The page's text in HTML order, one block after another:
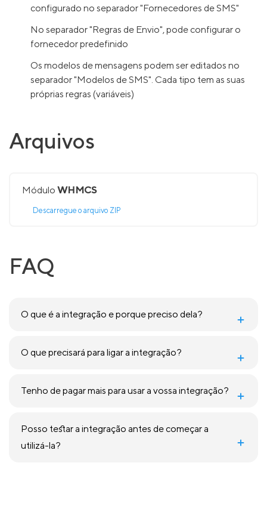
configurado no separador "Fornecedores de SMS"
No separador "Regras de Envio", pode configurar o
fornecedor predefinido
Os modelos de mensagens podem ser editados no
separador "Modelos de SMS". Cada tipo tem as suas
próprias regras (variáveis)
Arquivos
Módulo WHMCS
Descarregue o arquivo ZIP
FAQ
O que é a integração e porque preciso dela?
O que precisará para ligar a integração?
Tenho de pagar mais para usar a vossa integração?
Posso testar a integração antes de começar a
utilizá-la?